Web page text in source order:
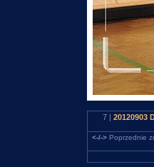
7 | 20120903
<-/->Poprzednie